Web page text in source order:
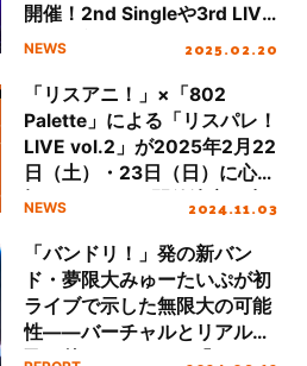
開催！2nd Singleや3rd LIVE
などの新情報も発表！
NEWS 2025.02.20
「リスアニ！」×「802
Palette」による「リスパレ！
LIVE vol.2」が2025年2月22
日（土）・23日（日）に心斎
橋BIGCATにて開催決定！出
NEWS 2024.11.03
「バンドリ！」発の新バン
ド・夢限大みゅーたいぷが初
ライブで示した無限大の可能
性――バーチャルとリアルを
飛び越えた1st LIVE「めたも